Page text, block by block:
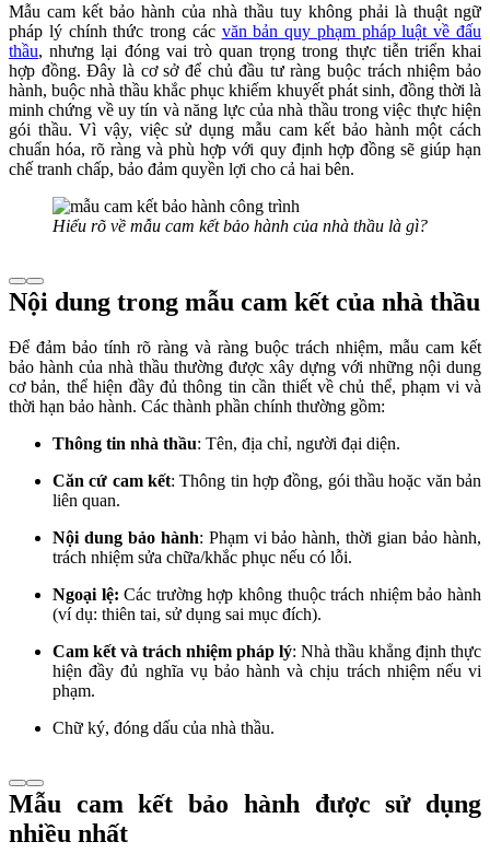
Mẫu cam kết bảo hành của nhà thầu tuy không phải là thuật ngữ
pháp lý chính thức trong các văn bản quy phạm pháp luật về đấu
thầu, nhưng lại đóng vai trò quan trọng trong thực tiễn triển khai
hợp đồng. Đây là cơ sở để chủ đầu tư ràng buộc trách nhiệm bảo
hành, buộc nhà thầu khắc phục khiếm khuyết phát sinh, đồng thời là
minh chứng về uy tín và năng lực của nhà thầu trong việc thực hiện
gói thầu. Vì vậy, việc sử dụng mẫu cam kết bảo hành một cách
chuẩn hóa, rõ ràng và phù hợp với quy định hợp đồng sẽ giúp hạn
chế tranh chấp, bảo đảm quyền lợi cho cả hai bên.
Hiểu rõ về mẫu cam kết bảo hành của nhà thầu là gì?
Nội dung trong mẫu cam kết của nhà thầu
Để đảm bảo tính rõ ràng và ràng buộc trách nhiệm, mẫu cam kết
bảo hành của nhà thầu thường được xây dựng với những nội dung
cơ bản, thể hiện đầy đủ thông tin cần thiết về chủ thể, phạm vi và
thời hạn bảo hành. Các thành phần chính thường gồm:
Thông tin nhà thầu: Tên, địa chỉ, người đại diện.
Căn cứ cam kết: Thông tin hợp đồng, gói thầu hoặc văn bản
liên quan.
Nội dung bảo hành: Phạm vi bảo hành, thời gian bảo hành,
trách nhiệm sửa chữa/khắc phục nếu có lỗi.
Ngoại lệ: Các trường hợp không thuộc trách nhiệm bảo hành
(ví dụ: thiên tai, sử dụng sai mục đích).
Cam kết và trách nhiệm pháp lý: Nhà thầu khẳng định thực
hiện đầy đủ nghĩa vụ bảo hành và chịu trách nhiệm nếu vi
phạm.
Chữ ký, đóng dấu của nhà thầu.
Mẫu cam kết bảo hành được sử dụng
nhiều nhất